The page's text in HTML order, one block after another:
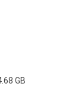
GB